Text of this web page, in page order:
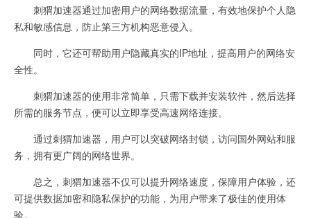
刺猬加速器通过加密用户的网络数据流量，有效地保护个人隐
私和敏感信息，防止第三方机构恶意侵入。
同时，它还可帮助用户隐藏真实的IP地址，提高用户的网络安
全性。
刺猬加速器的使用非常简单，只需下载并安装软件，然后选择
所需的服务节点，便可以立即享受高速网络连接。
通过刺猬加速器，用户可以突破网络封锁，访问国外网站和服
务，拥有更广阔的网络世界。
总之，刺猬加速器不仅可以提升网络速度，保障用户体验，还
可提供数据加密和隐私保护的功能，为用户带来了极佳的使用体
验。